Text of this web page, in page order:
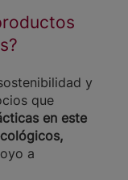
y
que
en este
a